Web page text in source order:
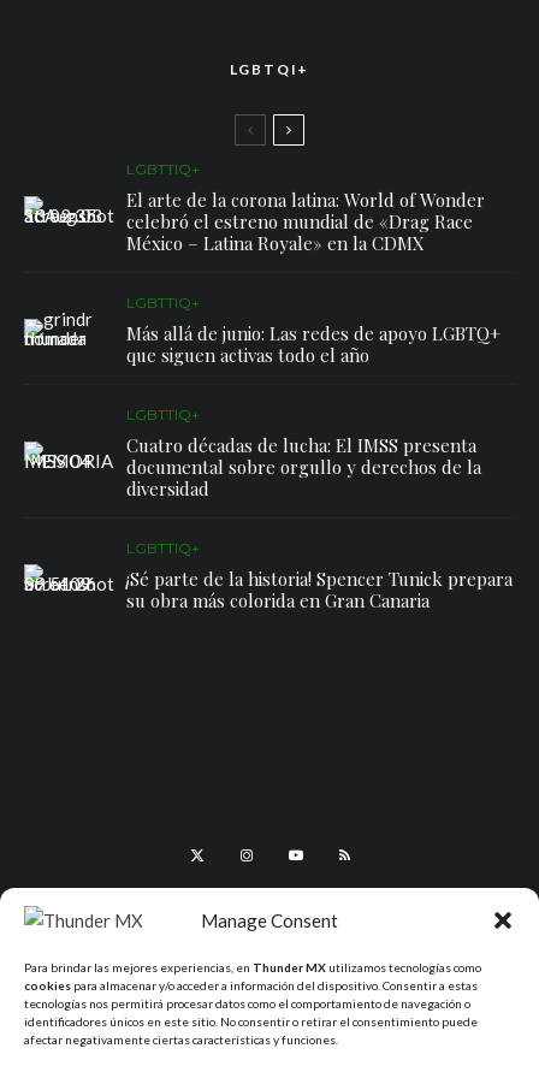
Manage Consent
Para brindar las mejores experiencias, en Thunder MX utilizamos tecnologías como
cookies para almacenar y/o acceder a información del dispositivo. Consentir a estas
tecnologías nos permitirá procesar datos como el comportamiento de navegación o
identificadores únicos en este sitio. No consentir o retirar el consentimiento puede
afectar negativamente ciertas características y funciones.
LGBTQI+
LGBTTIQ+
El arte de la corona latina: World of Wonder
celebró el estreno mundial de «Drag Race
México – Latina Royale» en la CDMX
LGBTTIQ+
Más allá de junio: Las redes de apoyo LGBTQ+
que siguen activas todo el año
LGBTTIQ+
Cuatro décadas de lucha: El IMSS presenta
documental sobre orgullo y derechos de la
diversidad
LGBTTIQ+
¡Sé parte de la historia! Spencer Tunick prepara
su obra más colorida en Gran Canaria